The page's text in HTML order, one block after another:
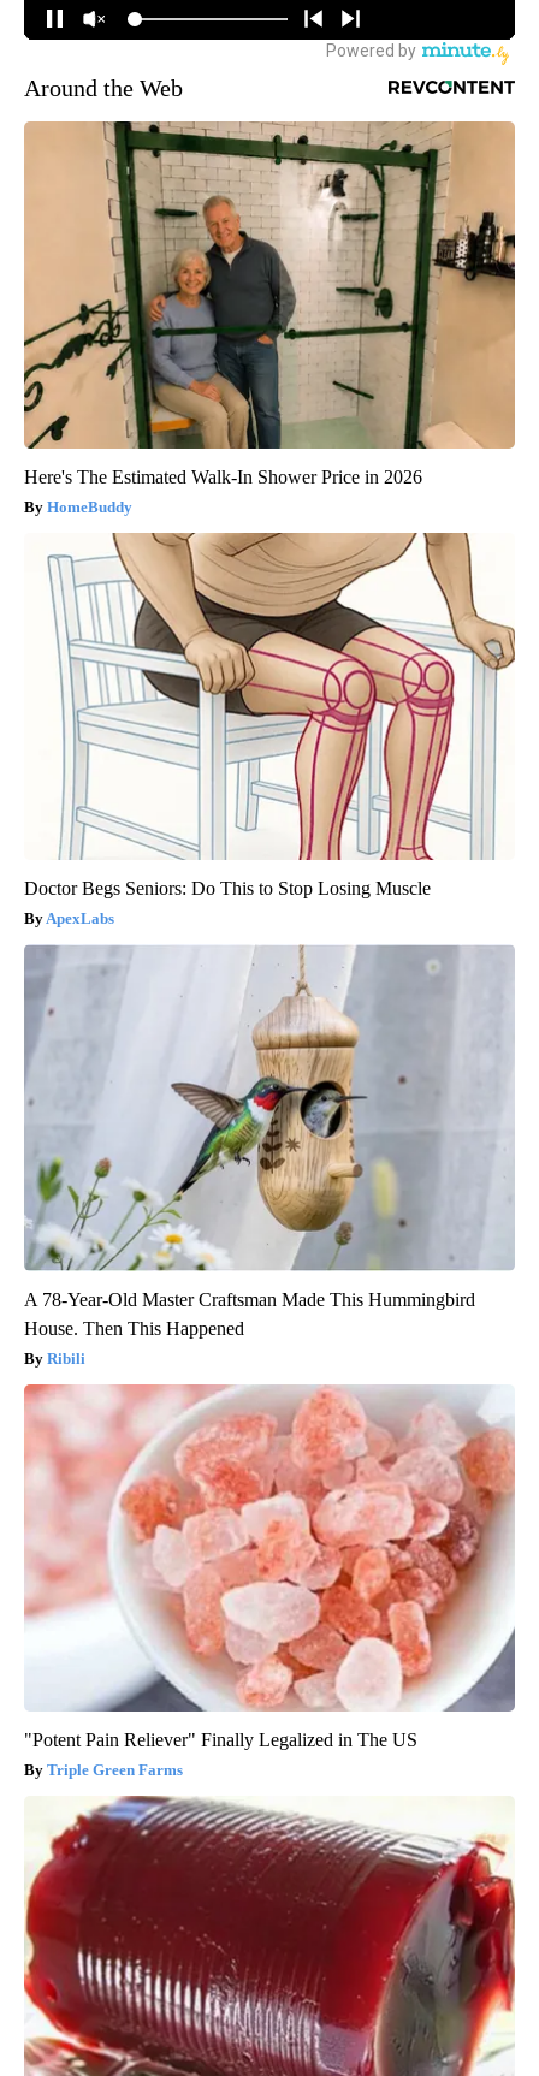
Around the Web
Here's The Estimated Walk-In Shower Price in 2026
HomeBuddy
Doctor Begs Seniors: Do This to Stop Losing Muscle
ApexLabs
A 78-Year-Old Master Craftsman Made This Hummingbird
House. Then This Happened
Ribili
"Potent Pain Reliever" Finally Legalized in The US
Triple Green Farms